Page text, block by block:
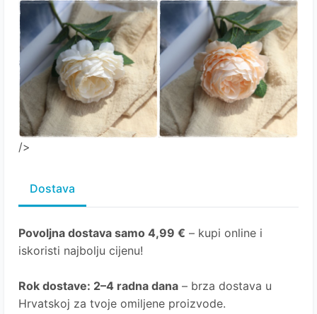
/>
Dostava
Povoljna dostava samo 4,99 € – kupi online i
iskoristi najbolju cijenu!
Rok dostave: 2–4 radna dana – brza dostava u
Hrvatskoj za tvoje omiljene proizvode.